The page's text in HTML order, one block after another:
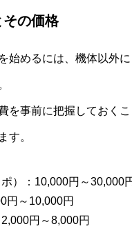
その価格
始めるには、機体以外
を事前に把握しておく
す。
）：10,000円～30,000
円～10,000円
円～8,000円